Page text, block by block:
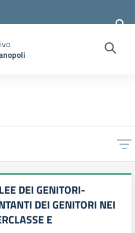
DEI GENITORI-
DEI GENITORI NEI
E